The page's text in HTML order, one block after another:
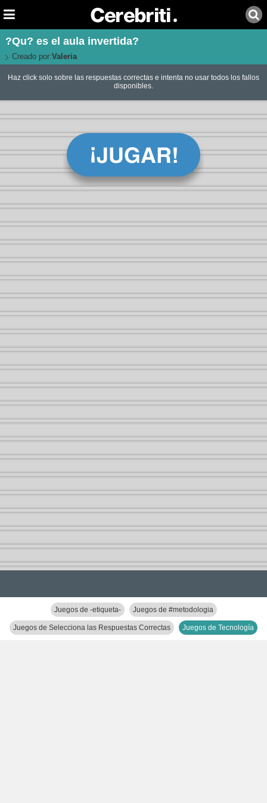
?Qu? es el aula invertida?
Creado por:Valeria
Haz click solo sobre las respuestas correctas e intenta no usar todos los fallos
disponibles.
Juegos de -etiqueta- Juegos de #metodologia
Juegos de Selecciona las Respuestas Correctas Juegos de Tecnología